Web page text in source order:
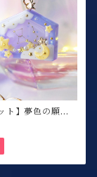
ト】夢色の願い
キーパープル